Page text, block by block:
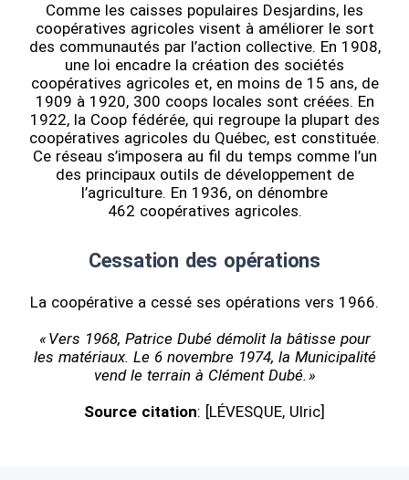
Comme les caisses populaires Desjardins, les
coopératives agricoles visent à améliorer le sort
des communautés par l’action collective. En 1908,
une loi encadre la création des sociétés
coopératives agricoles et, en moins de 15 ans, de
1909 à 1920, 300 coops locales sont créées. En
1922, la Coop fédérée, qui regroupe la plupart des
coopératives agricoles du Québec, est constituée.
Ce réseau s’imposera au fil du temps comme l’un
des principaux outils de développement de
l’agriculture. En 1936, on dénombre
462 coopératives agricoles.
Cessation des opérations
La coopérative a cessé ses opérations vers 1966.
« Vers 1968, Patrice Dubé démolit la bâtisse pour
les matériaux. Le 6 novembre 1974, la Municipalité
vend le terrain à Clément Dubé. »
Source citation: [LÉVESQUE, Ulric]